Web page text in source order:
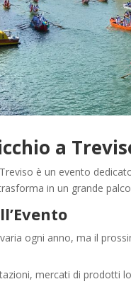
a
è un evento
in un grande
ogni anno, ma il
mercati di prodotti